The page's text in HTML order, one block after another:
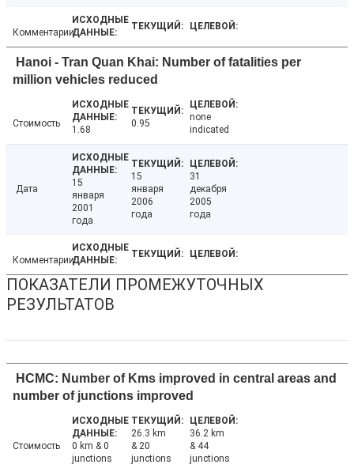
Комментарии
Hanoi - Tran Quan Khai: Number of fatalities per
million vehicles reduced
Стоимость
1.68
0.95
none
indicated
Дата
15
января
2001
года
15
января
2006
года
31
декабря
2005
года
Комментарии
ПОКАЗАТЕЛИ ПРОМЕЖУТОЧНЫХ
РЕЗУЛЬТАТОВ
HCMC: Number of Kms improved in central areas and
number of junctions improved
Стоимость
0 km & 0
junctions
26.3 km
& 20
junctions
36.2 km
& 44
junctions